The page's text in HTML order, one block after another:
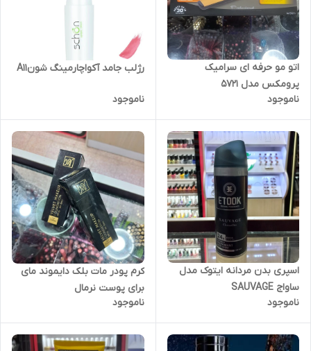
اتو مو حرفه ای سرامیک
پرومکس مدل 5721
ناموجود
رژلب جامد آکواچارمینگ شونA11
ناموجود
اسپری بدن مردانه ایتوک مدل
ساواج SAUVAGE
ناموجود
کرم پودر مات بلک دایموند مای
برای پوست نرمال
ناموجود